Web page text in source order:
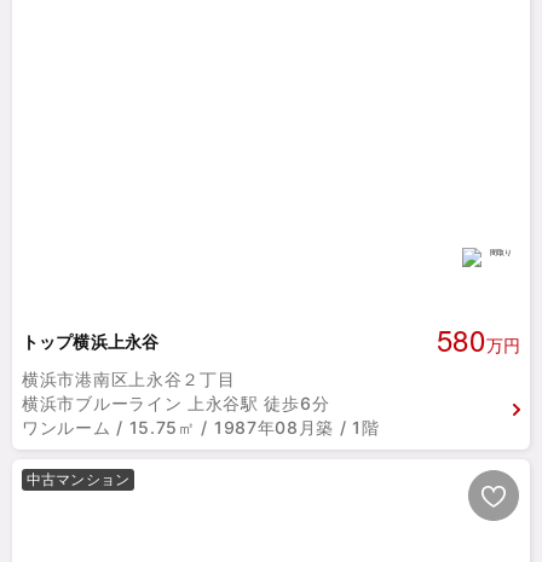
トップ横浜上永谷 580万円
横浜市港南区上永谷２丁目
横浜市ブルーライン 上永谷駅 徒歩6分
ワンルーム / 15.75㎡ / 1987年08月築 / 1階
中古マンション